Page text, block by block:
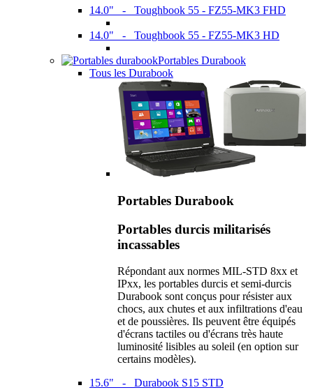
14.0" - Toughbook 55 - FZ55-MK3 FHD
14.0" - Toughbook 55 - FZ55-MK3 HD
Portables Durabook
Tous les Durabook
Portables Durabook
Portables durcis militarisés
incassables
Répondant aux normes MIL-STD 8xx et
IPxx, les portables durcis et semi-durcis
Durabook sont conçus pour résister aux
chocs, aux chutes et aux infiltrations d'eau
et de poussières. Ils peuvent être équipés
d'écrans tactiles ou d'écrans très haute
luminosité lisibles au soleil (en option sur
certains modèles).
15.6" - Durabook S15 STD